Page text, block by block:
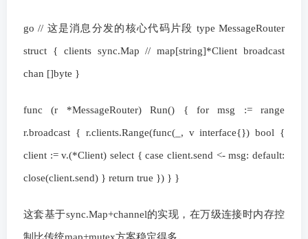
go // 这是消息分发的核心代码片段 type MessageRouter
struct { clients sync.Map // map[string]*Client broadcast
chan []byte }
func (r *MessageRouter) Run() { for msg := range
r.broadcast { r.clients.Range(func(_, v interface{}) bool {
client := v.(*Client) select { case client.send <- msg: default:
close(client.send) } return true }) } }
这套基于sync.Map+channel的实现，在万级连接时内存控
制比传统map+mutex方案稳定得多。